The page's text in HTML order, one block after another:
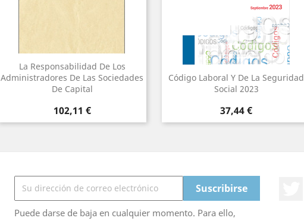
La Responsabilidad De Los
Administradores De Las Sociedades
De Capital
Precio
102,11 €
Código Laboral Y De La Seguridad
Social 2023
Precio
37,44 €
Puede darse de baja en cualquier momento. Para ello,